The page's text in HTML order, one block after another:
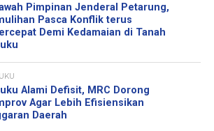
Pimpinan Jenderal Petarung,
Pasca Konflik terus
Demi Kedamaian di Tanah
Alami Defisit, MRC Dorong
Agar Lebih Efisiensikan
Daerah